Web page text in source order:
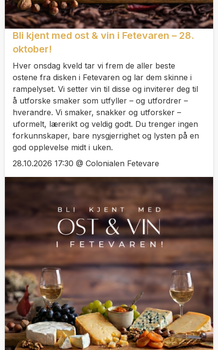
Bli kjent med ost & vin i Fetevaren – 28.
oktober!
Hver onsdag kveld tar vi frem de aller beste
ostene fra disken i Fetevaren og lar dem skinne i
rampelyset. Vi setter vin til disse og inviterer deg til
å utforske smaker som utfyller – og utfordrer –
hverandre. Vi smaker, snakker og utforsker –
uformelt, lærerikt og veldig godt. Du trenger ingen
forkunnskaper, bare nysgjerrighet og lysten på en
god opplevelse midt i uken.
28.10.2026 17:30 @ Colonialen Fetevare